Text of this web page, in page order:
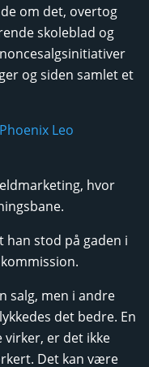
om det, overtog
skoleblad og
og siden samlet et
hvor
stod på gaden i
salg, men i andre
det bedre. En
virker, er det ikke
Det kan være